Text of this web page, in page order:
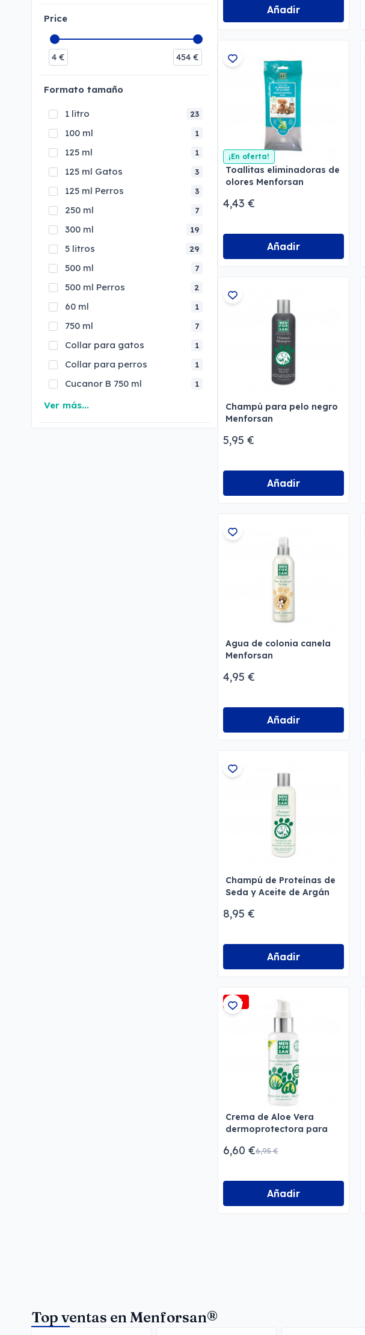
Price
4 € 454 €
Formato tamaño
1 litro 23
100 ml 1
125 ml 1
125 ml Gatos 3
125 ml Perros 3
250 ml 7
300 ml 19
5 litros 29
500 ml 7
500 ml Perros 2
60 ml 1
750 ml 7
Collar para gatos 1
Collar para perros 1
Cucanor B 750 ml 1
Ver más...
Añadir
¡En oferta!
Toallitas eliminadoras de
olores Menforsan
4,43 €
Añadir
Champú para pelo negro
Menforsan
5,95 €
Añadir
Agua de colonia canela
Menforsan
4,95 €
Añadir
Champú de Proteínas de
Seda y Aceite de Argán
8,95 €
Añadir
-5%
Crema de Aloe Vera
dermoprotectora para
6,60 €6,95 €
Añadir
Top ventas en Menforsan®